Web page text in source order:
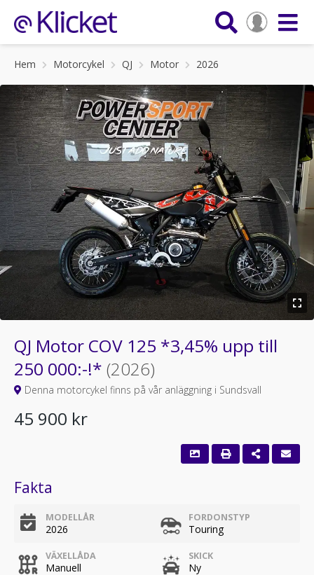
Hem Motorcykel QJ Motor 2026
QJ Motor COV 125 *3,45% upp till
250 000:-!* (2026)
Denna motorcykel finns på vår anläggning i Sundsvall
45 900 kr
Fakta
MODELLÅR
2026
FORDONSTYP
Touring
VÄXELLÅDA
Manuell
SKICK
Ny